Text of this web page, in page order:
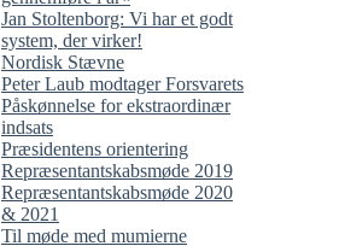
Jan Stoltenborg: Vi har et godt
system, der virker!
Nordisk Stævne
Peter Laub modtager Forsvarets
Påskønnelse for ekstraordinær
indsats
Præsidentens orientering
Repræsentantskabsmøde 2019
Repræsentantskabsmøde 2020
& 2021
Til møde med mumierne